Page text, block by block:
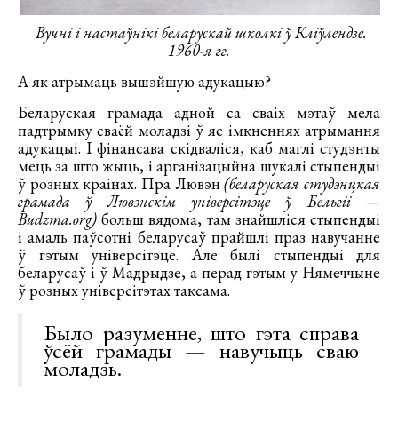
Вучні і настаўнікі беларускай школкі ў Кліўлендзе.
1960-я гг.
А як атрымаць вышэйшую адукацыю?
Беларуская грамада адной са сваіх мэтаў мела
падтрымку сваёй моладзі ў яе імкненнях атрымання
адукацыі. І фінансава скідваліся, каб маглі студэнты
мець за што жыць, і арганізацыйна шукалі стыпендыі
ў розных краінах. Пра Лювэн(беларуская студэнцкая
грамада ў Лювэнскім універсітэце ў Бельгіі —
Budzma.org) больш вядома, там знайшліся стыпендыі
і амаль паўсотні беларусаў прайшлі праз навучанне
ў гэтым універсітэце. Але былі стыпендыі для
беларусаў і ў Мадрыдзе, а перад гэтым у Нямеччыне
ў розных універсітэтах таксама.
Было разуменне, што гэта справа
ўсёй грамады — навучыць сваю
моладзь.